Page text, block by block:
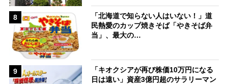
8
「北海道で知らない人はいない！」道
民熱愛のカップ焼きそば「やきそば弁
当」、最大の…
9
「キオクシアが再び株価10万円になる
日は遠い」資産3億円超のサラリーマン